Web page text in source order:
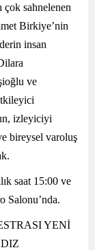
sahnelenen
Birkiye’nin
insan
ve
izleyiciyi
bireysel varoluş
saat 15:00 ve
Salonu’nda.
YENİ